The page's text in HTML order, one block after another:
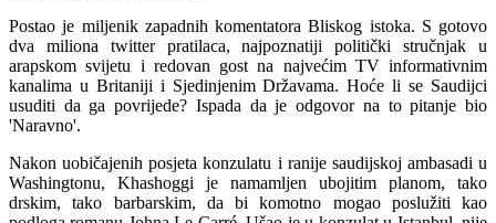
Postao je miljenik zapadnih komentatora Bliskog istoka. S gotovo
dva miliona twitter pratilaca, najpoznatiji politički stručnjak u
arapskom svijetu i redovan gost na najvećim TV informativnim
kanalima u Britaniji i Sjedinjenim Državama. Hoće li se Saudijci
usuditi da ga povrijede? Ispada da je odgovor na to pitanje bio
'Naravno'.
Nakon uobičajenih posjeta konzulatu i ranije saudijskoj ambasadi u
Washingtonu, Khashoggi je namamljen ubojitim planom, tako
drskim, tako barbarskim, da bi komotno mogao poslužiti kao